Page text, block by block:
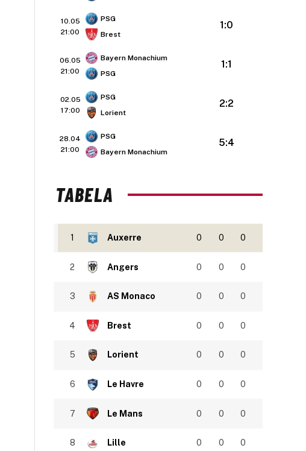
10.05
21:00
PSG
Brest
1:0
06.05
21:00
Bayern Monachium
PSG
1:1
02.05
17:00
PSG
Lorient
2:2
28.04
21:00
PSG
Bayern Monachium
5:4
TABELA
1 Auxerre 0 0 0
2 Angers 0 0 0
3 AS Monaco 0 0 0
4 Brest 0 0 0
5 Lorient 0 0 0
6 Le Havre 0 0 0
7 Le Mans 0 0 0
8 Lille 0 0 0